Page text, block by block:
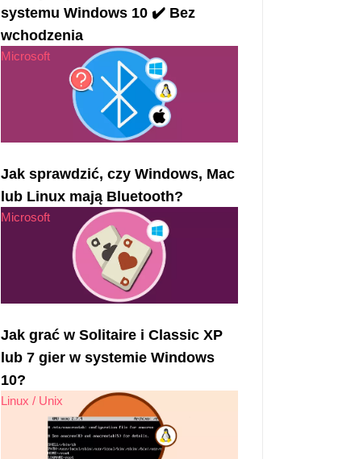
systemu Windows 10 ✔️ Bez
wchodzenia
Microsoft
Jak sprawdzić, czy Windows, Mac
lub Linux mają Bluetooth?
Microsoft
Jak grać w Solitaire i Classic XP
lub 7 gier w systemie Windows
10?
Linux / Unix